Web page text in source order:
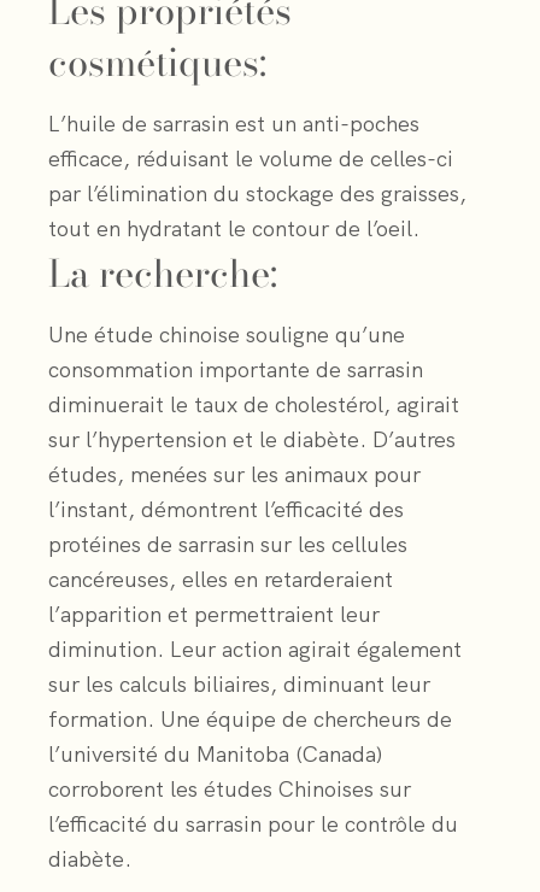
cosmétiques:
L’huile de sarrasin est un anti-poches
efficace, réduisant le volume de celles-ci
par l’élimination du stockage des graisses,
tout en hydratant le contour de l’oeil.
La recherche:
Une étude chinoise souligne qu’une
consommation importante de sarrasin
diminuerait le taux de cholestérol, agirait
sur l’hypertension et le diabète. D’autres
études, menées sur les animaux pour
l’instant, démontrent l’efficacité des
protéines de sarrasin sur les cellules
cancéreuses, elles en retarderaient
l’apparition et permettraient leur
diminution. Leur action agirait également
sur les calculs biliaires, diminuant leur
formation. Une équipe de chercheurs de
l’université du Manitoba (Canada)
corroborent les études Chinoises sur
l’efficacité du sarrasin pour le contrôle du
diabète.